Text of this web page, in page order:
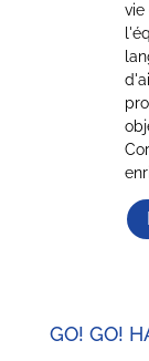
vie
GO! GO!